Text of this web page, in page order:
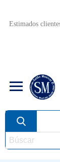
Estimados